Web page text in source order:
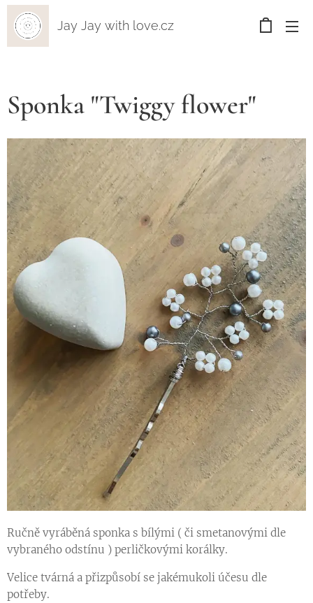
Jay Jay with love.cz
Sponka "Twiggy flower"
Ručně vyráběná sponka s bílými ( či smetanovými dle
vybraného odstínu ) perličkovými korálky.
Velice tvárná a přizpůsobí se jakémukoli účesu dle
potřeby.